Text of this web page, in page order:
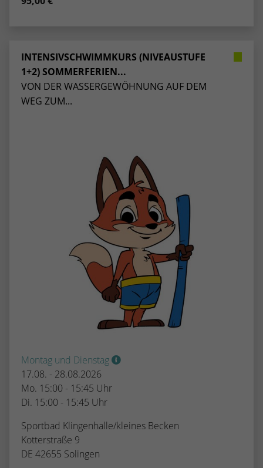
INTENSIVSCHWIMMKURS (NIVEAUSTUFE
1+2) SOMMERFERIEN...
VON DER WASSERGEWÖHNUNG AUF DEM
WEG ZUM...
Montag und Dienstag
17.08. - 28.08.2026
Mo. 15:00 - 15:45 Uhr
Di. 15:00 - 15:45 Uhr
Sportbad Klingenhalle/kleines Becken
Kotterstraße 9
DE 42655 Solingen